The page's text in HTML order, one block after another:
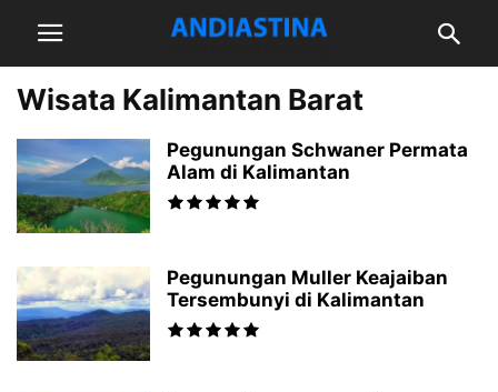
Wisata Kalimantan Barat
Pegunungan Schwaner Permata
Alam di Kalimantan
Pegunungan Muller Keajaiban
Tersembunyi di Kalimantan